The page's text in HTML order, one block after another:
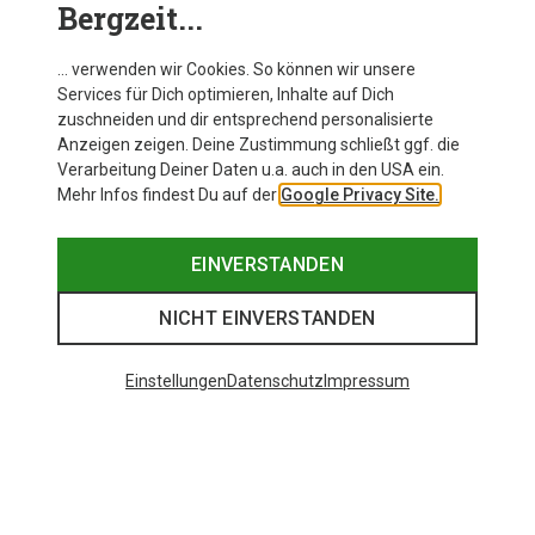
Bergzeit...
… verwenden wir Cookies. So können wir unsere
Services für Dich optimieren, Inhalte auf Dich
zuschneiden und dir entsprechend personalisierte
Anzeigen zeigen. Deine Zustimmung schließt ggf. die
Verarbeitung Deiner Daten u.a. auch in den USA ein.
Mehr Infos findest Du auf der Google Privacy Site.
EINVERSTANDEN
NICHT EINVERSTANDEN
EinstellungenDatenschutz Impressum